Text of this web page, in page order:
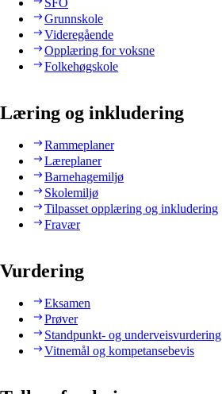
SFO
Grunnskole
Videregående
Opplæring for voksne
Folkehøgskole
Læring og inkludering
Rammeplaner
Læreplaner
Barnehagemiljø
Skolemiljø
Tilpasset opplæring og inkludering
Fravær
Vurdering
Eksamen
Prøver
Standpunkt- og underveisvurdering
Vitnemål og kompetansebevis